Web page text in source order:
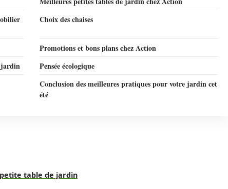
Choix des chaises
Promotions et bons plans chez Action
jardin
Pensée écologique
Conclusion des meilleures pratiques pour votre jardin cet
été
table de jardin